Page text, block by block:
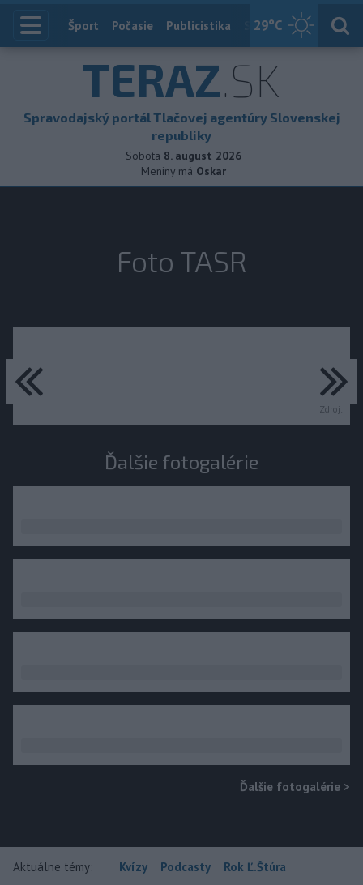
29°C
Index
Šport Počasie Publicistika Slovensko
TERAZ.SK
Spravodajský portál Tlačovej agentúry Slovenskej
republiky
Sobota 8. august 2026
Meniny má Oskar
Foto TASR
Zdroj:
predchádzajúce
Ďalšie fotogalérie
Ďalšie fotogalérie >
Aktuálne témy: Kvízy Podcasty Rok Ľ.Štúra